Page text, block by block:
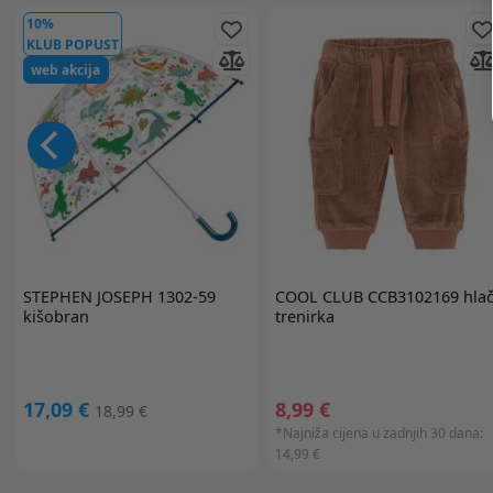
10%
KLUB POPUST
web akcija
STEPHEN JOSEPH 1302-59
kišobran
17,09 € 18,99 €
COOL CLUBCCB3102169
trenirka
8,99 €
*Najniža cijena u zadnjih 30 dana:
14,99 €